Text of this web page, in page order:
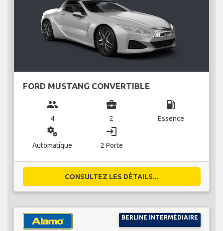
FORD MUSTANG CONVERTIBLE
group
4
business_center
2
local_gas_station
Essence
miscellaneous_services
Automatique
login
2 Porte
CONSULTEZ LES DÉTAILS...
BERLINE INTERMÉDIAIRE